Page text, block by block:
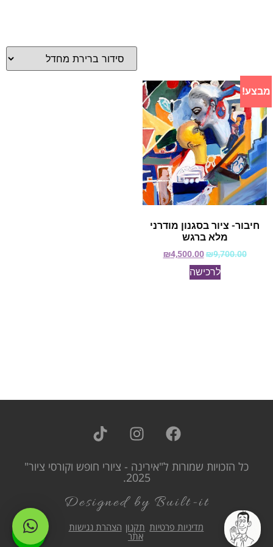
מבצע!
חיבור- ציור בסגנון מודרני
מלא ברגש
₪9,700.00
₪4,500.00
לרכישה
כל הזכויות שמורות ל"אירינה - ציורי חופש וקורסי ציור"
2025.
Designed by Built-it
מדיניות פרטיות תקנון
אתר
הצהרת נגישות